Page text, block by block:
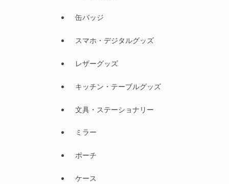
缶バッジ
スマホ・デジタルグッズ
レザーグッズ
キッチン・テーブルグッズ
文具・ステーショナリー
ミラー
ポーチ
ケース